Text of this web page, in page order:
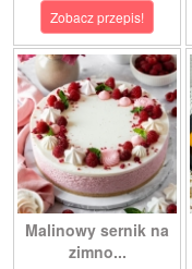
Zobacz przepis!
Malinowy sernik na
zimno...